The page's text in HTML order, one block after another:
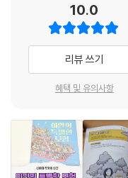
걱정 감옥에서 탈출해, 즐겁
우리 삶에서 ‘걱정’과 ‘불안
사람들은 따로 있는 걸까요
개는 부정적이라 치부하며
의 저자 레이첼 브라이언은
보를 토대로 불안과 걱정의
들을 소개합니다.
10.0
리뷰 쓰기
혜택 및 유의사항